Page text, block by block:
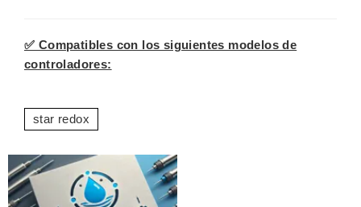
✅ Compatibles con los siguientes modelos de
controladores:
star redox